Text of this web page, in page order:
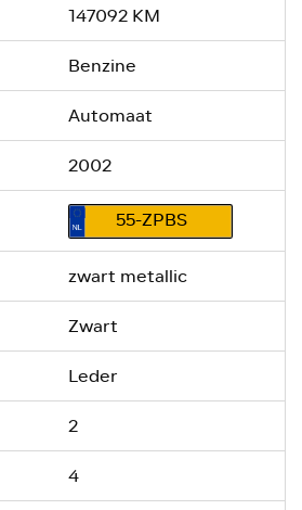
147092 KM
Benzine
Automaat
2002
55-ZPBS
zwart metallic
Zwart
Leder
2
4